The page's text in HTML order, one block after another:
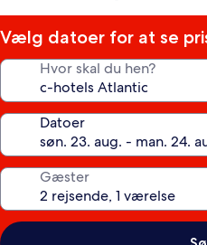
Vælg datoer for at se
Hvor skal du hen?
Datoer
Gæster